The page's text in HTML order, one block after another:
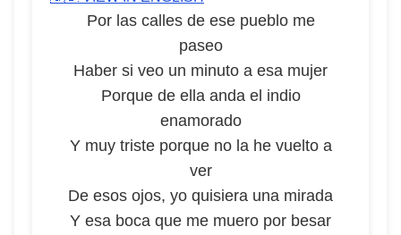
Por las calles de ese pueblo me
paseo
Haber si veo un minuto a esa mujer
Porque de ella anda el indio
enamorado
Y muy triste porque no la he vuelto a
ver
De esos ojos, yo quisiera una mirada
Y esa boca que me muero por besar